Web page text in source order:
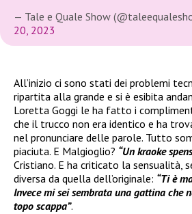
— Tale e Quale Show
20, 2023
All’inizio ci sono stati dei problemi
ripartita alla grande e si è esibita
Loretta Goggi le ha fatto i
che il trucco non era identico e ha
nel pronunciare delle parole. Tutto
piaciuta. E Malgioglio? “Un kraoke
Cristiano. E ha criticato la sensualità,
diversa da quella dell’originale: “Ti è
Invece mi sei sembrata una gattina che
topo scappa”.